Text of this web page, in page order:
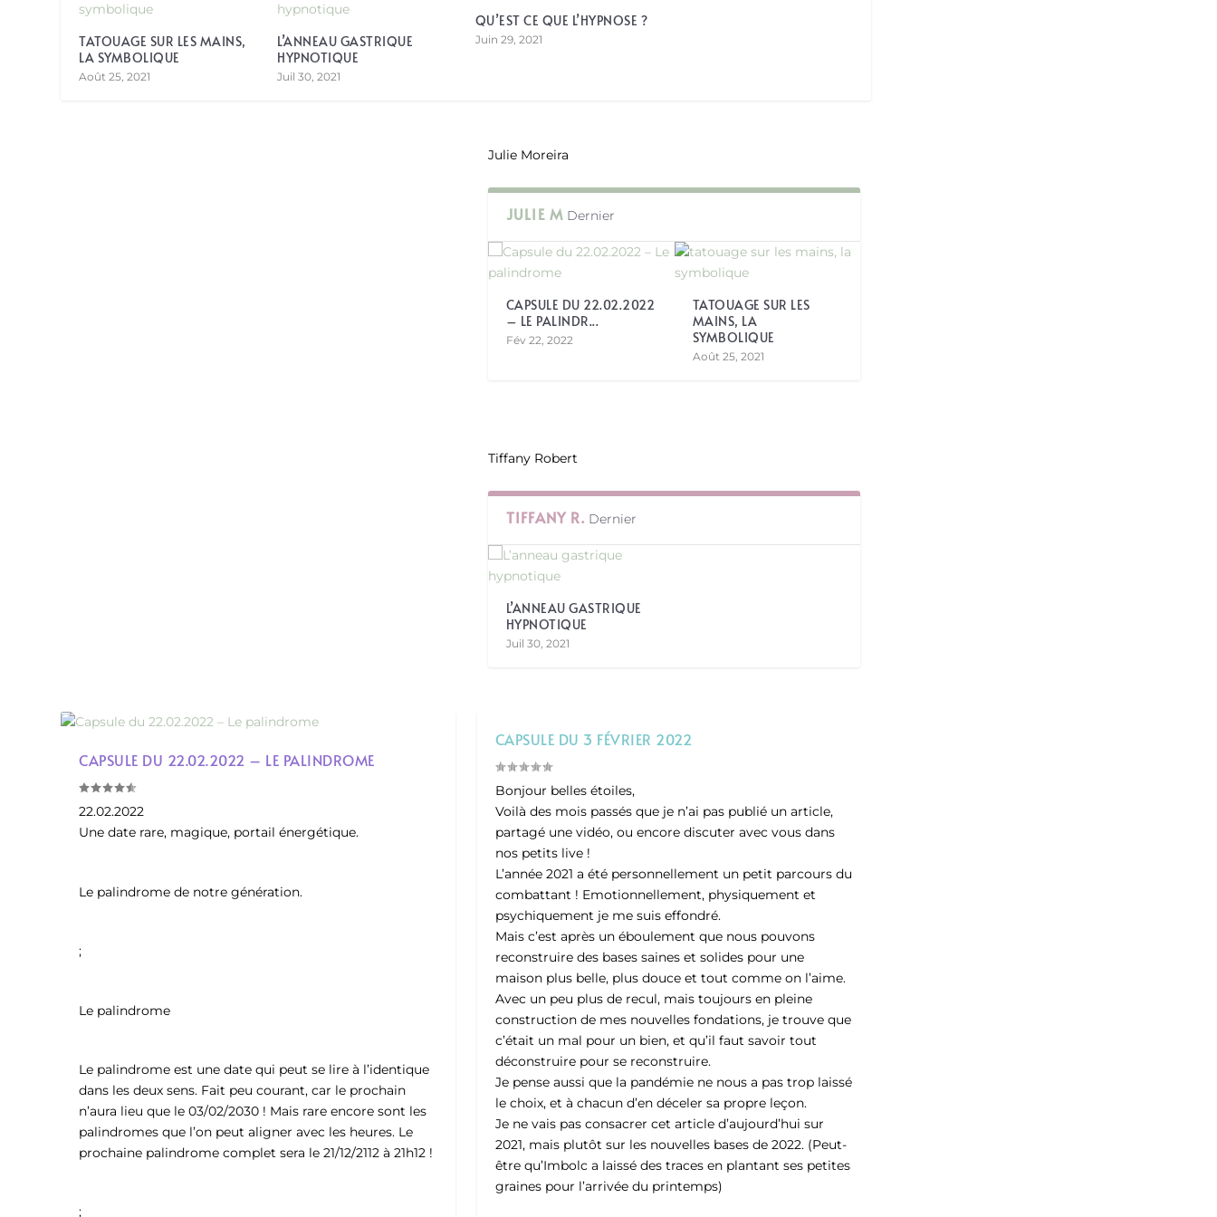
TATOUAGE SUR LES MAINS,
LA SYMBOLIQUE
Août 25, 2021
L’ANNEAU GASTRIQUE
HYPNOTIQUE
Juil 30, 2021
QU’EST CE QUE L’HYPNOSE ?
Juin 29, 2021
Julie Moreira
JULIE M Dernier
CAPSULE DU 22.02.2022
– LE PALINDR...
Fév 22, 2022
TATOUAGE SUR LES
MAINS, LA
SYMBOLIQUE
Août 25, 2021
Tiffany Robert
TIFFANY R. Dernier
L’ANNEAU GASTRIQUE
HYPNOTIQUE
Juil 30, 2021
CAPSULE DU 22.02.2022 – LE PALINDROME
22.02.2022
Une date rare, magique, portail énergétique.
Le palindrome de notre génération.
;
Le palindrome
Le palindrome est une date qui peut se lire à l’identique
dans les deux sens. Fait peu courant, car le prochain
n’aura lieu que le 03/02/2030 ! Mais rare encore sont les
palindromes que l’on peut aligner avec les heures. Le
prochaine palindrome complet sera le 21/12/2112 à 21h12 !
;
CAPSULE DU 3 FÉVRIER 2022
Bonjour belles étoiles,
Voilà des mois passés que je n’ai pas publié un article,
partagé une vidéo, ou encore discuter avec vous dans
nos petits live !
L’année 2021 a été personnellement un petit parcours du
combattant ! Emotionnellement, physiquement et
psychiquement je me suis effondré.
Mais c’est après un éboulement que nous pouvons
reconstruire des bases saines et solides pour une
maison plus belle, plus douce et tout comme on l’aime.
Avec un peu plus de recul, mais toujours en pleine
construction de mes nouvelles fondations, je trouve que
c’était un mal pour un bien, et qu’il faut savoir tout
déconstruire pour se reconstruire.
Je pense aussi que la pandémie ne nous a pas trop laissé
le choix, et à chacun d’en déceler sa propre leçon.
Je ne vais pas consacrer cet article d’aujourd’hui sur
2021, mais plutôt sur les nouvelles bases de 2022. (Peut-
être qu’Imbolc a laissé des traces en plantant ses petites
graines pour l’arrivée du printemps)